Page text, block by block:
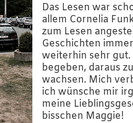
Das Lesen war
allem Cornelia
zum Lesen
Geschichten
weiterhin sehr gut.
begeben, daraus
wachsen. Mich
ich wünsche mir
meine
bisschen Maggie!